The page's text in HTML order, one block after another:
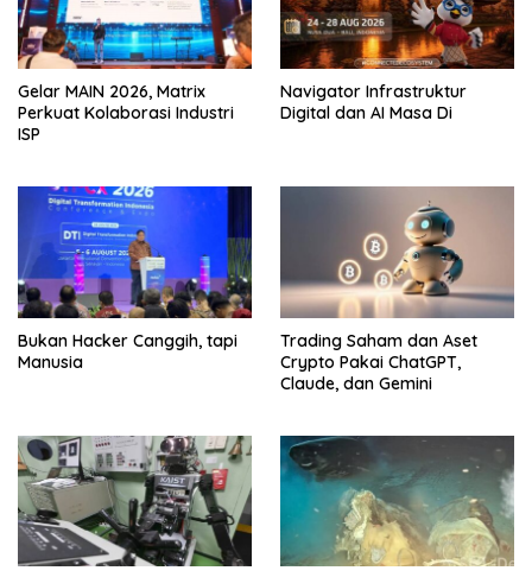
Gelar MAIN 2026, Matrix
Perkuat Kolaborasi Industri
ISP
Navigator Infrastruktur
Digital dan AI Masa Di
Bukan Hacker Canggih, tapi
Manusia
Trading Saham dan Aset
Crypto Pakai ChatGPT,
Claude, dan Gemini